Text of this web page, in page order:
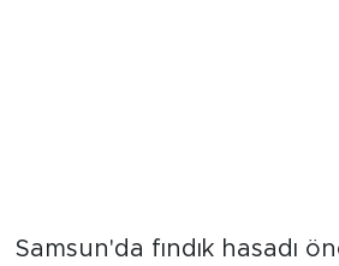
Samsun'da fındık hasadı